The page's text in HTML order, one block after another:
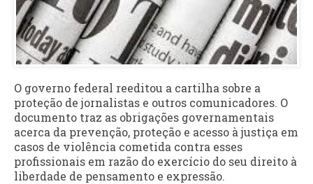
O governo federal reeditou a cartilha sobre a
proteção de jornalistas e outros comunicadores. O
documento traz as obrigações governamentais
acerca da prevenção, proteção e acesso à justiça em
casos de violência cometida contra esses
profissionais em razão do exercício do seu direito à
liberdade de pensamento e expressão.